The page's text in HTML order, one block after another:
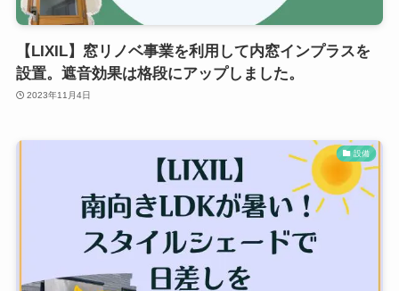
【LIXIL】窓リノベ事業を利用して内窓インプラスを
設置。遮音効果は格段にアップしました。
2023年11月4日
設備